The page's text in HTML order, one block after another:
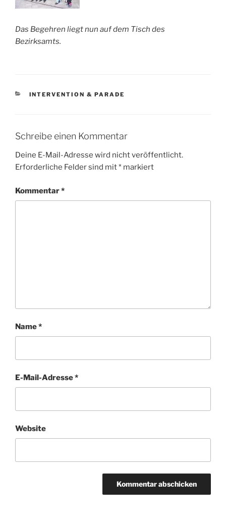
Das Begehren liegt nun auf dem Tisch des
Bezirksamts.
KATEGORIEN
INTERVENTION & PARADE
Schreibe einen Kommentar
Deine E-Mail-Adresse wird nicht veröffentlicht.
Erforderliche Felder sind mit* markiert
Kommentar*
Name*
E-Mail-Adresse*
Website